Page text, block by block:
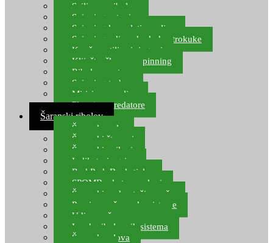
Sajlice za ribolov
Spinning setovi
Spinning kompleti varalica
Spinning udice, dvokuke, trokuke
Kopče, vrtilice i ringovi
Kliješta, škare za spinning
Ribolov pastrve
Spinning torbe
Mirisi za varalice
Plovci za predatore
Šaranski ribolov
Šaranske role
Šaranski štapovi
Šaranski najloni
Indikatori ugriza
Rod Pod, Banksticks
SPOMB rakete, markeri
Šaranski podmetači, mreže
Pernice za šaranske sisteme
Udice za šarana, amura
Izrada ribolovnih sistema
Šaranska olova